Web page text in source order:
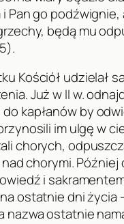
Pan go podźwignie,
będą mu
Kościół udzielał
Już w II w.
kapłanów by
im ulgę w
chorych,
chorymi. Później
i
ostatnie dni życia
nazwa ostatnie